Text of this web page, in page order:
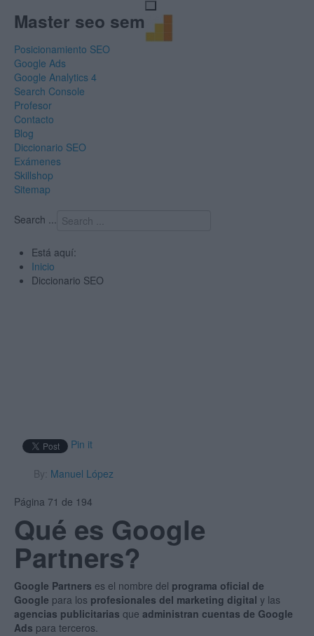
Master seo sem
Posicionamiento SEO
Google Ads
Google Analytics 4
Search Console
Profesor
Contacto
Blog
Diccionario SEO
Exámenes
Skillshop
Sitemap
Search ...
Está aquí:
Inicio
Diccionario SEO
Pin it
By: Manuel López
Página 71 de 194
Qué es Google
Partners?
Google Partners es el nombre del programa oficial de
Google para los profesionales del marketing digital y las
agencias publicitarias que administran cuentas de Google
Ads para terceros.